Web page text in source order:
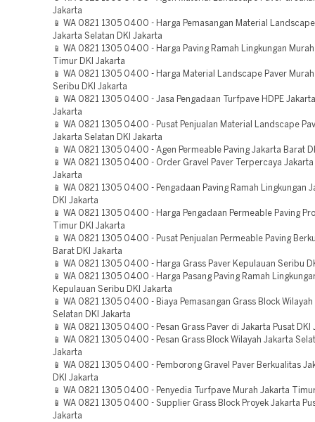
Jakarta
📱 WA 0821 1305 0400 - Harga Pemasangan Material
Jakarta Selatan DKI Jakarta
📱 WA 0821 1305 0400 - Harga Paving Ramah Lingkungan
Timur DKI Jakarta
📱 WA 0821 1305 0400 - Harga Material Landscape Paver
Seribu DKI Jakarta
📱 WA 0821 1305 0400 - Jasa Pengadaan Turfpave HDPE
Jakarta
📱 WA 0821 1305 0400 - Pusat Penjualan Material Landscape
Jakarta Selatan DKI Jakarta
📱 WA 0821 1305 0400 - Agen Permeable Paving Jakarta Barat
📱 WA 0821 1305 0400 - Order Gravel Paver Terpercaya
Jakarta
📱 WA 0821 1305 0400 - Pengadaan Paving Ramah Lingkungan
DKI Jakarta
📱 WA 0821 1305 0400 - Harga Pengadaan Permeable Paving
Timur DKI Jakarta
📱 WA 0821 1305 0400 - Pusat Penjualan Permeable Paving
Barat DKI Jakarta
📱 WA 0821 1305 0400 - Harga Grass Paver Kepulauan Seribu
📱 WA 0821 1305 0400 - Harga Pasang Paving Ramah
Kepulauan Seribu DKI Jakarta
📱 WA 0821 1305 0400 - Biaya Pemasangan Grass Block
Selatan DKI Jakarta
📱 WA 0821 1305 0400 - Pesan Grass Paver di Jakarta Pusat DKI
📱 WA 0821 1305 0400 - Pesan Grass Block Wilayah Jakarta
Jakarta
📱 WA 0821 1305 0400 - Pemborong Gravel Paver Berkualitas
DKI Jakarta
📱 WA 0821 1305 0400 - Penyedia Turfpave Murah Jakarta
📱 WA 0821 1305 0400 - Supplier Grass Block Proyek Jakarta
Jakarta